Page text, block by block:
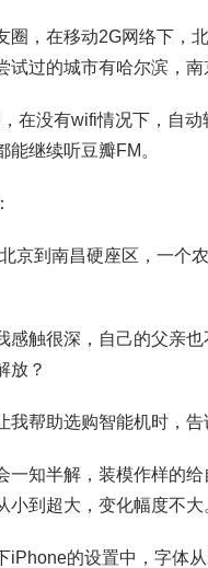
圈，在移动2G网络下，
试过的城市有哈尔滨，
在没有wifi情况下，自
能继续听豆瓣FM。
京到南昌硬座区，一个
感触很深，自己的父亲
放？
我帮助选购智能机时，
一知半解，装模作样的
小到超大，变化幅度不
iPhone的设置中，字体